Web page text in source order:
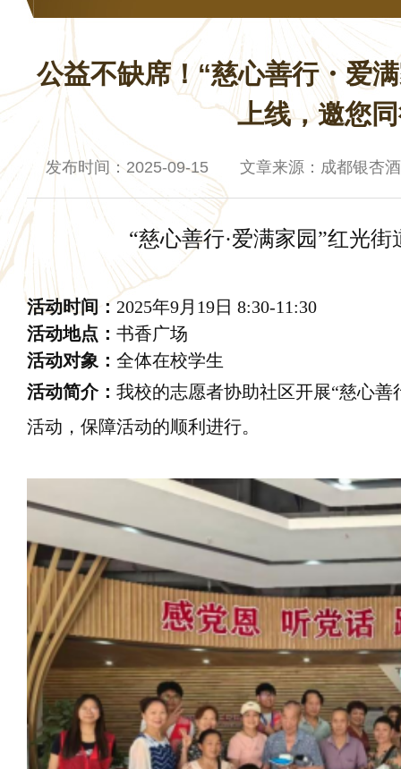
公益不缺席！“慈心善行・爱
上线，邀您
发布时间：2025-09-15 文章来源：成都银杏
“慈心善行·爱满家园”红光
活动时间： 2025年9月 19日 8:30-11:30
活动地点： 书香广场
活动对象： 全体在校学生
活动简介： 我校的志愿者协助社区开展“慈心善
活动，保障活动的顺利进行。